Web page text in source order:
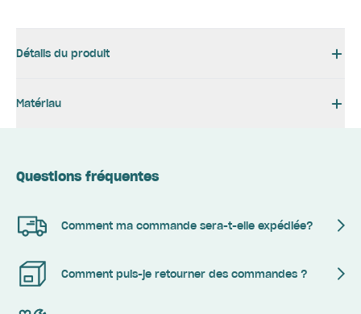
Détails du produit
Matériau
Questions fréquentes
Comment ma commande sera-t-elle expédiée?
Comment puis-je retourner des commandes ?